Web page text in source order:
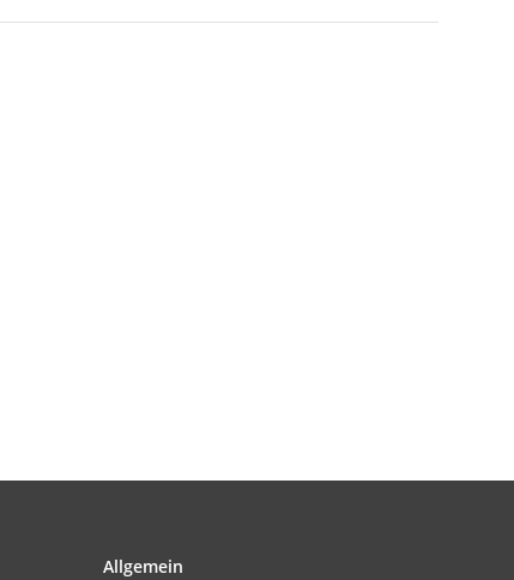
Allgemein